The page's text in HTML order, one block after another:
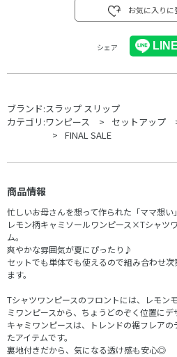
お気に入りに
シェア
ブランド:スラップ スリップ
カテゴリ:ワンピース セットアップ
FINAL SALE
商品情報
忙しいお母さんを想って作られた「ママ想
レモン柄キャミソールワンピース×Tシャツ
ム。
爽やかな雰囲気が夏にぴったり♪
セットでも単体でも使えるので組み合わせ
ます。
Tシャツワンピースのフロントには、レモン
ミワンピースから、ちょうどのぞく位置に
キャミワンピースは、トレンドの裾フレア
たアイテムです。
裏地付きだから、気になる透け感も安心◎